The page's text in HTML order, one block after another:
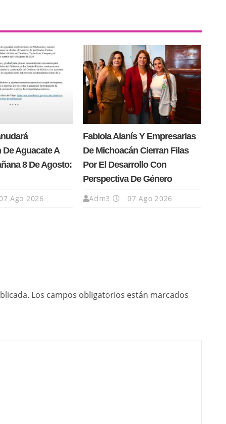
Aguacate A
8 De Agosto:
Ago 2026
Fabiola Alanís Y Empresarias
De Michoacán Cierran Filas
Por El Desarrollo Con
Perspectiva De Género
Adm3 07 Ago 2026
Los campos obligatorios están marcados